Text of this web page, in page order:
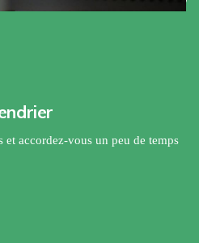
accordez-vous un peu de temps